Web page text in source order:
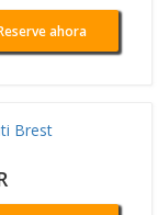
ahora
Brest